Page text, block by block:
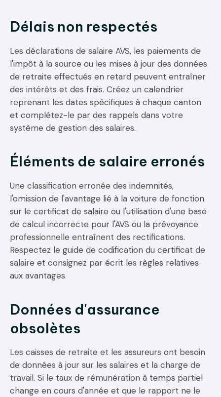
Délais non respectés
Les déclarations de salaire AVS, les paiements de
l'impôt à la source ou les mises à jour des données
de retraite effectués en retard peuvent entraîner
des intérêts et des frais. Créez un calendrier
reprenant les dates spécifiques à chaque canton
et complétez-le par des rappels dans votre
système de gestion des salaires.
Éléments de salaire erronés
Une classification erronée des indemnités,
l'omission de l'avantage lié à la voiture de fonction
sur le certificat de salaire ou l'utilisation d'une base
de calcul incorrecte pour l'AVS ou la prévoyance
professionnelle entraînent des rectifications.
Respectez le guide de codification du certificat de
salaire et consignez par écrit les règles relatives
aux avantages.
Données d'assurance
obsolètes
Les caisses de retraite et les assureurs ont besoin
de données à jour sur les salaires et la charge de
travail. Si le taux de rémunération à temps partiel
change en cours d'année et que le rapport ne le